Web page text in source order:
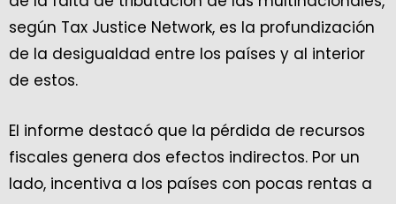
según Tax Justice Network, es la profundización
de la desigualdad entre los países y al interior
de estos.
El informe destacó que la pérdida de recursos
fiscales genera dos efectos indirectos. Por un
lado, incentiva a los países con pocas rentas a